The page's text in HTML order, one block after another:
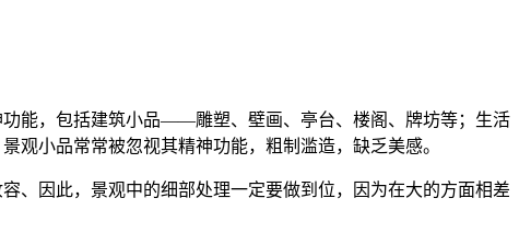
能，包括建筑小品——雕塑、壁画、亭台、楼阁、牌坊等；生活
小品常常被忽视其精神功能，粗制滥造，缺乏美感。
、因此，景观中的细部处理一定要做到位，因为在大的方面相差